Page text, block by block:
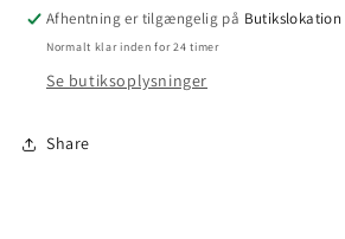
Afhentning er tilgængelig på Butikslokation
Normalt klar inden for 24 timer
Se butiksoplysninger
Share